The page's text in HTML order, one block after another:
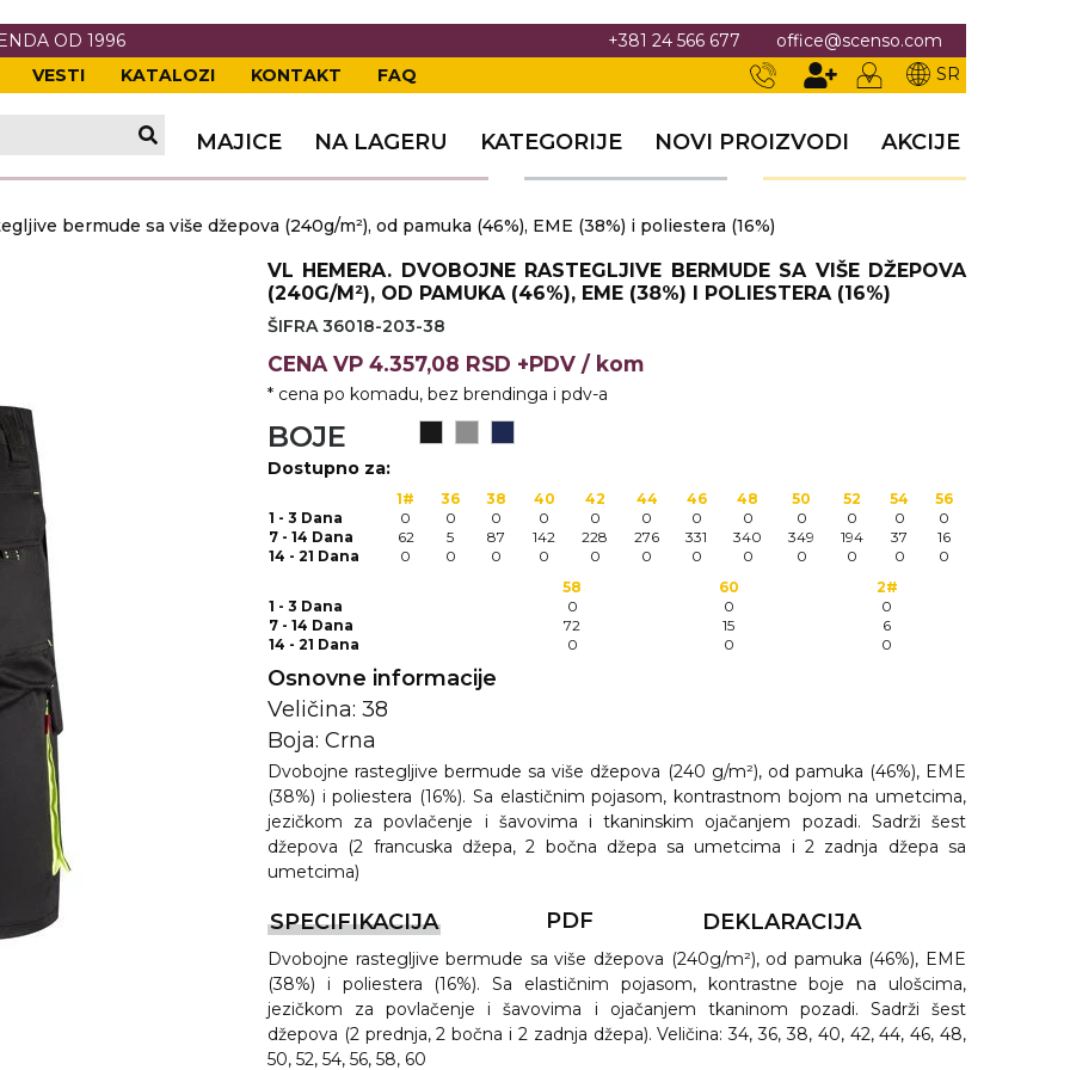
OD 1996 +381 24 566 677
office@scenso.com
VESTI KATALOZI KONTAKT FAQ SR
MAJICE NA LAGERU KATEGORIJE NOVI PROIZVODI AKCIJE
OPREMA
I PANOI
bermude sa više džepova (240g/m²), od pamuka (46%), EME (38%) i poliestera (16%)
VL HEMERA. DVOBOJNE RASTEGLJIVE BERMUDE SA VIŠE DŽEPOVA
(240G/M²), OD PAMUKA (46%), EME (38%) I POLIESTERA (16%)
ŠIFRA 36018-203-38
CENA VP 4.357,08 RSD +PDV / kom
* cena po komadu, bez brendinga i pdv-a
BOJE
Dostupno za:
1# 36 38 40 42 44 46 48 50 52 54
56
1 - 3 Dana
0 0 0 0 0 0 0 0 0 0 0
0
7 - 14 Dana
62 5 87 142 228 276 331 340 349 194 37
16
14 - 21 Dana
0 0 0 0 0 0 0 0 0 0 0
0
58
60
2#
1 - 3 Dana
0 0
0
7 - 14 Dana
72 15
6
14 - 21 Dana
0 0 0
Osnovne informacije
Veličina: 38
Boja: Crna
Dvobojne rastegljive bermude sa više džepova (240 g/m²), od pamuka (46%), EME
(38%) i poliestera (16%). Sa elastičnim pojasom, kontrastnom bojom na umetcima,
jezičkom za povlačenje i šavovima i tkaninskim ojačanjem pozadi. Sadrži šest
džepova (2 francuska džepa, 2 bočna džepa sa umetcima i 2 zadnja džepa sa
umetcima)
SPECIFIKACIJA PDF DEKLARACIJA
Dvobojne rastegljive bermude sa više džepova (240g/m²), od pamuka (46%), EME
(38%) i poliestera (16%). Sa elastičnim pojasom, kontrastne boje na ulošcima,
jezičkom za povlačenje i šavovima i ojačanjem tkaninom pozadi. Sadrži šest
džepova (2 prednja, 2 bočna i 2 zadnja džepa). Veličina: 34, 36, 38, 40, 42, 44, 46, 48,
50, 52, 54, 56, 58, 60